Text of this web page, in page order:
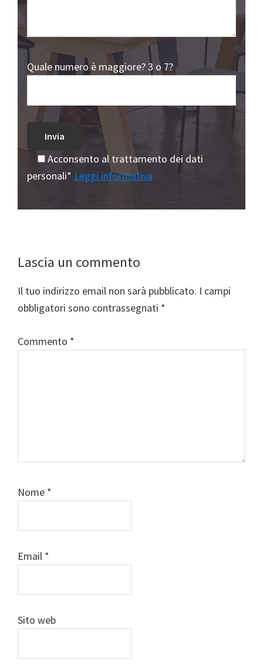
Quale numero è maggiore? 3 o 7?
Acconsento al trattamento dei dati
personali* Leggi informativa
Interazioni
del
lettore
Lascia un commento
Il tuo indirizzo email non sarà pubblicato. I campi
obbligatori sono contrassegnati *
Commento *
Nome *
Email *
Sito web